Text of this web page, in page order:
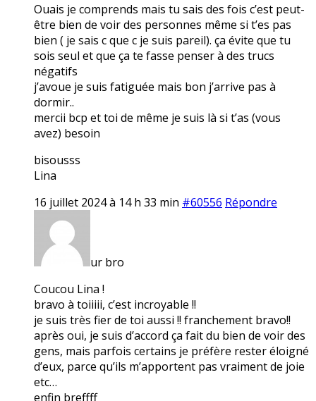
Ouais je comprends mais tu sais des fois c’est peut-
être bien de voir des personnes même si t’es pas
bien ( je sais c que c je suis pareil). ça évite que tu
sois seul et que ça te fasse penser à des trucs
négatifs
j’avoue je suis fatiguée mais bon j’arrive pas à
dormir..
mercii bcp et toi de même je suis là si t’as (vous
avez) besoin
bisousss
Lina
16 juillet 2024 à 14 h 33 min #60556 Répondre
ur bro
Coucou Lina !
bravo à toiiiii, c’est incroyable !!
je suis très fier de toi aussi !! franchement bravo!!
après oui, je suis d’accord ça fait du bien de voir des
gens, mais parfois certains je préfère rester éloigné
d’eux, parce qu’ils m’apportent pas vraiment de joie
etc…
enfin breffff